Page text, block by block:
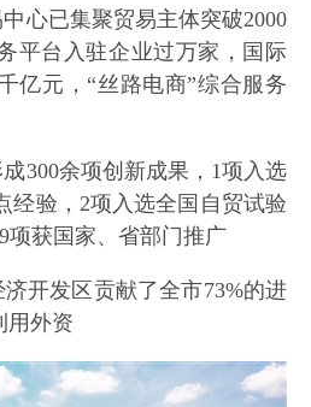
心已集聚贸易主体突破2000
平台入驻企业过万家，国际
亿元，“丝路电商”综合服务
300余项创新成果，1项入选
经验，2项入选全国自贸试验
项获国家、省部门推广
开发区贡献了全市73%的进
用外资